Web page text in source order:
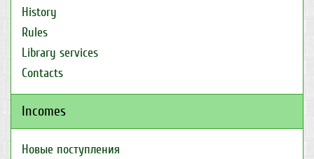
History
Rules
Library services
Contacts
Incomes
Новые поступления